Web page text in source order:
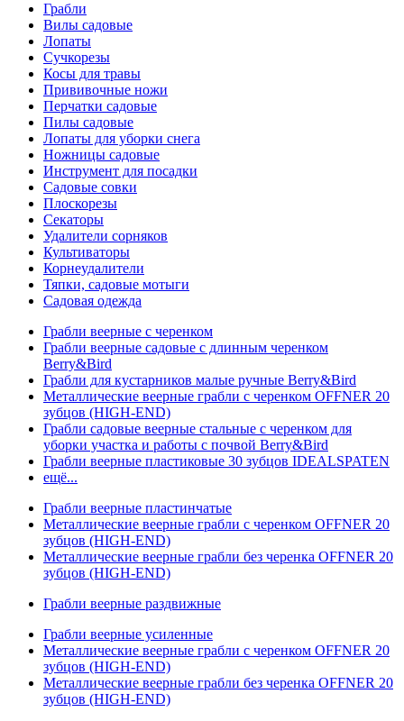
Грабли
Вилы садовые
Лопаты
Сучкорезы
Косы для травы
Прививочные ножи
Перчатки садовые
Пилы садовые
Лопаты для уборки снега
Ножницы садовые
Инструмент для посадки
Садовые совки
Плоскорезы
Секаторы
Удалители сорняков
Культиваторы
Корнеудалители
Тяпки, садовые мотыги
Садовая одежда
Грабли веерные с черенком
Грабли веерные садовые с длинным черенком
Berry&Bird
Грабли для кустарников малые ручные Berry&Bird
Металлические веерные грабли с черенком OFFNER 20
зубцов (HIGH-END)
Грабли садовые веерные стальные с черенком для
уборки участка и работы с почвой Berry&Bird
Грабли веерные пластиковые 30 зубцов IDEALSPATEN
ещё...
Грабли веерные пластинчатые
Металлические веерные грабли с черенком OFFNER 20
зубцов (HIGH-END)
Металлические веерные грабли без черенка OFFNER 20
зубцов (HIGH-END)
Грабли веерные раздвижные
Грабли веерные усиленные
Металлические веерные грабли с черенком OFFNER 20
зубцов (HIGH-END)
Металлические веерные грабли без черенка OFFNER 20
зубцов (HIGH-END)